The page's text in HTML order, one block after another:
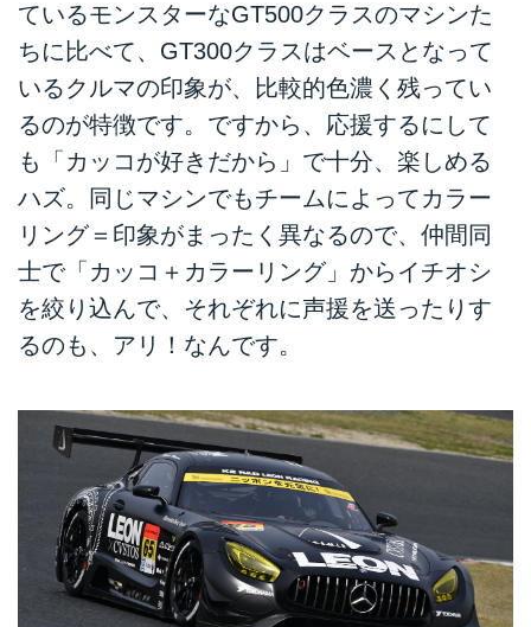
ているモンスターなGT500クラスのマシンた
ちに比べて、GT300クラスはベースとなって
いるクルマの印象が、比較的色濃く残ってい
るのが特徴です。ですから、応援するにして
も「カッコが好きだから」で十分、楽しめる
ハズ。同じマシンでもチームによってカラー
リング＝印象がまったく異なるので、仲間同
士で「カッコ＋カラーリング」からイチオシ
を絞り込んで、それぞれに声援を送ったりす
るのも、アリ！なんです。